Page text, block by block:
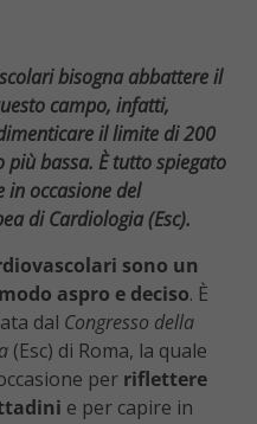
bisogna abbattere il
campo, infatti,
il limite di 200
bassa. È tutto spiegato
in occasione del
di Cardiologia (Esc).
sono un
aspro e deciso. È
dal Congresso della
(Esc) di Roma, la quale
per riflettere
e per capire in